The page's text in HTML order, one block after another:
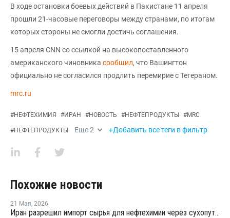
В ходе остановки боевых действий в Пакистане 11 апреля
прошли 21-часовые переговоры между странами, по итогам
которых стороны не смогли достичь соглашения.
15 апреля CNN со ссылкой на высокопоставленного
американского чиновника сообщил, что Вашингтон
официально не согласился продлить перемирие с Тегераном.
mrc.ru
#НЕФТЕХИМИЯ #ИРАН #НОВОСТЬ #НЕФТЕПРОДУКТЫ #MRC
#НЕФТЕПРОДУКТЫ Еще2 +Добавить все теги в фильтр
Похожие новости
21 Мая, 2026
Иран разрешил импорт сырья для нефтехимии через сухопутные границы